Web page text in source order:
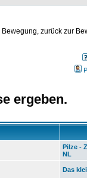
Bewegung, zurück zur
ergeben.
Pilze -
NL
Das